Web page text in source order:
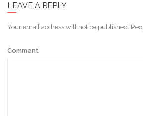
LEAVE A REPLY
Your email address will not be published.
Comment